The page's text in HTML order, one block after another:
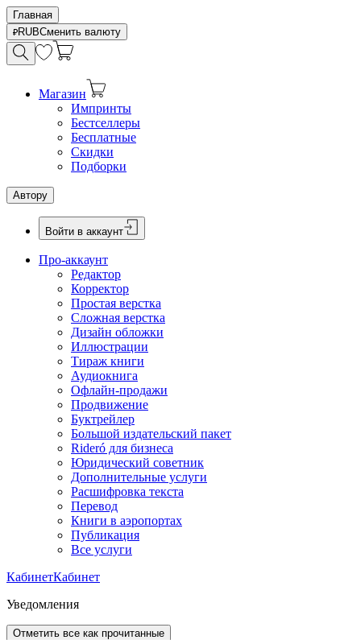
Главная
RUBСменить валюту
Магазин
Импринты
Бестселлеры
Бесплатные
Скидки
Подборки
Автору
Войти в аккаунт
Про-аккаунт
Редактор
Корректор
Простая верстка
Сложная верстка
Дизайн обложки
Иллюстрации
Тираж книги
Аудиокнига
Офлайн-продажи
Продвижение
Буктрейлер
Большой издательский пакет
Rideró для бизнеса
Юридический советник
Дополнительные услуги
Расшифровка текста
Перевод
Книги в аэропортах
Публикация
Все услуги
КабинетКабинет
Уведомления
Отметить все как прочитанные